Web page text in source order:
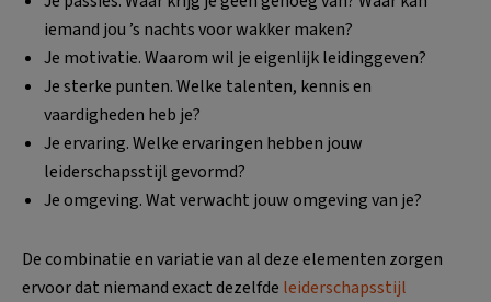
iemand jou ’s nachts voor wakker maken?
Je motivatie. Waarom wil je eigenlijk leidinggeven?
Je sterke punten. Welke talenten, kennis en
vaardigheden heb je?
Je ervaring. Welke ervaringen hebben jouw
leiderschapsstijl gevormd?
Je omgeving. Wat verwacht jouw omgeving van je?
De combinatie en variatie van al deze elementen zorgen
ervoor dat niemand exact dezelfde leiderschapsstijl